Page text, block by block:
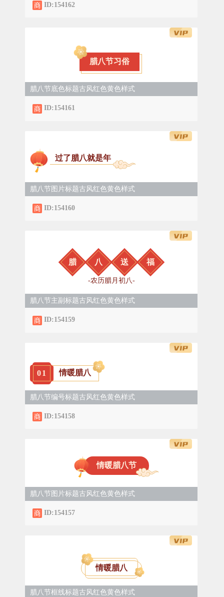
ID:154162
腊八节习俗
腊八节底色标题古风红色黄色样式
ID:154161
过了腊八就是年
腊八节图片标题古风红色黄色样式
ID:154160
腊 八 送 福
-农历腊月初八-
腊八节主副标题古风红色黄色样式
ID:154159
01 情暖腊八
腊八节编号标题古风红色黄色样式
ID:154158
情暖腊八节
腊八节图片标题古风红色黄色样式
ID:154157
情暖腊八
腊八节框线标题古风红色黄色样式